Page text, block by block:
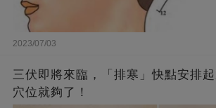
2023/07/03
三伏即將來臨，「排寒」快點安排
穴位就夠了！